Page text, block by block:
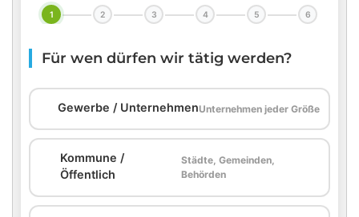
1 2 3 4 5 6
Für wen dürfen wir tätig werden?
Gewerbe / UnternehmenUnternehmen jeder Größe
Kommune /
Öffentlich
Städte, Gemeinden,
Behörden